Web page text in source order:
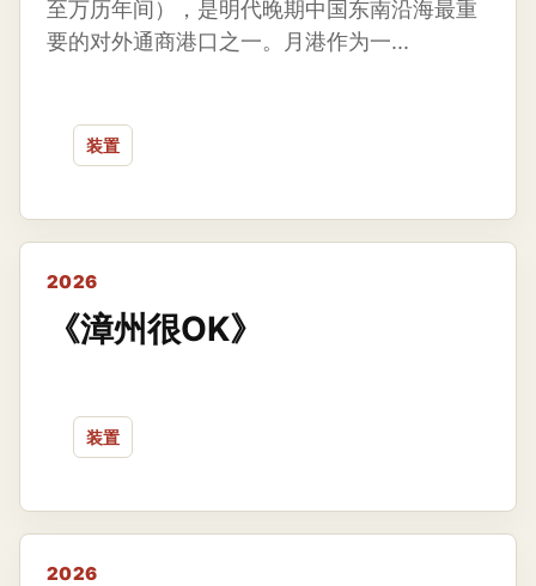
至万历年间），是明代晚期中国东南沿海最重
要的对外通商港口之一。月港作为一...
装置
2026
《漳州很OK》
装置
2026